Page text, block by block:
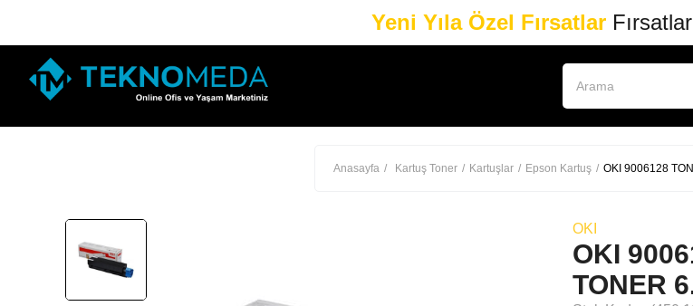
Yeni Yıla Özel Fırsatlar
Anasayfa Kartuş Toner Kartuşlar Epson Kartuş OKI 9006128
OKI
OKI
TONER